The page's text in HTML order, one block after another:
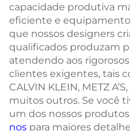
capacidade produtiva
eficiente e
que nossos designers
qualificados produzam
atendendo aos
clientes exigentes, tais
CALVIN KLEIN, METZ
muitos outros. Se você
um dos nossos
nos para maiores